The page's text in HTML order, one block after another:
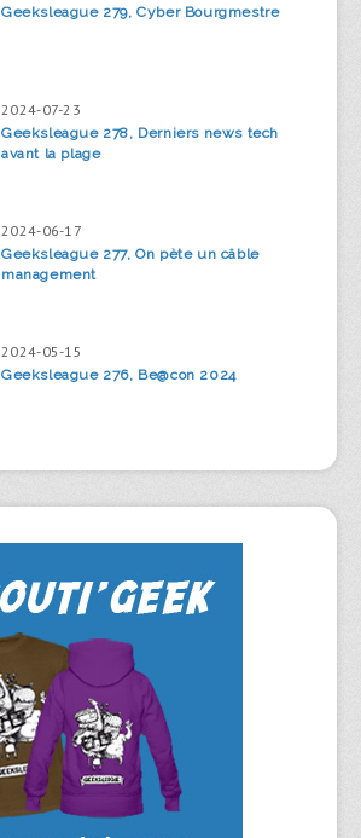
Geeksleague 279, Cyber Bourgmestre
2024-07-23
Geeksleague 278, Derniers news tech
avant la plage
2024-06-17
Geeksleague 277, On pète un câble
management
2024-05-15
Geeksleague 276, Be@con 2024